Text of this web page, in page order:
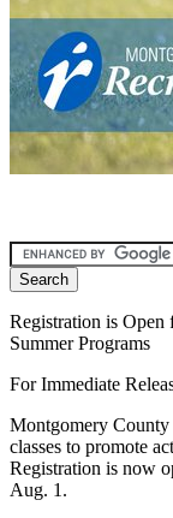
Registration is
Summer Programs
For Immediate
Montgomery County
classes to promote
Registration is now
Aug. 1.